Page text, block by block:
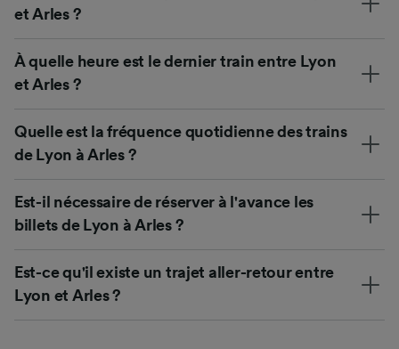
et Arles ?
À quelle heure est le dernier train entre Lyon
et Arles ?
Quelle est la fréquence quotidienne des trains
de Lyon à Arles ?
Est-il nécessaire de réserver à l'avance les
billets de Lyon à Arles ?
Est-ce qu'il existe un trajet aller-retour entre
Lyon et Arles ?